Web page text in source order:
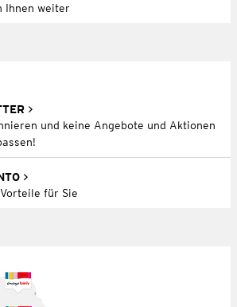
Ihnen weiter
und keine Angebote und Aktionen
für Sie